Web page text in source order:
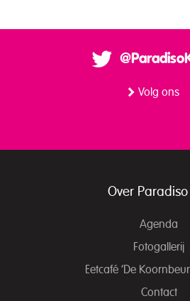
Volg ons
Over Paradiso
Agenda
Fotogallerij
Eetcafé ‘De
Contact